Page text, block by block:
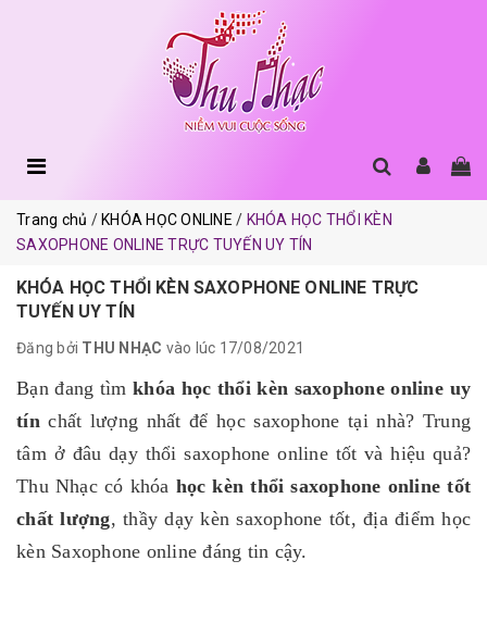
Trang chủ KHÓA HỌC ONLINE
KHÓA HỌC THỔI KÈN
SAXOPHONE ONLINE TRỰC TUYẾN UY TÍN
KHÓA HỌC THỔI KÈN SAXOPHONE ONLINE TRỰC
TUYẾN UY TÍN
Đăng bởi THU NHẠC vào lúc 17/08/2021
Bạn đang tìm khóa học thổi kèn saxophone online uy
tínchất lượng nhất để học saxophone tại nhà? Trung
tâm ở đâu dạy thổi saxophone online tốt và hiệu quả?
Thu Nhạc có khóa học kèn thổi saxophone online tốt
chất lượng, thầy dạy kèn saxophone tốt, địa điểm học
kèn Saxophone online đáng tin cậy.